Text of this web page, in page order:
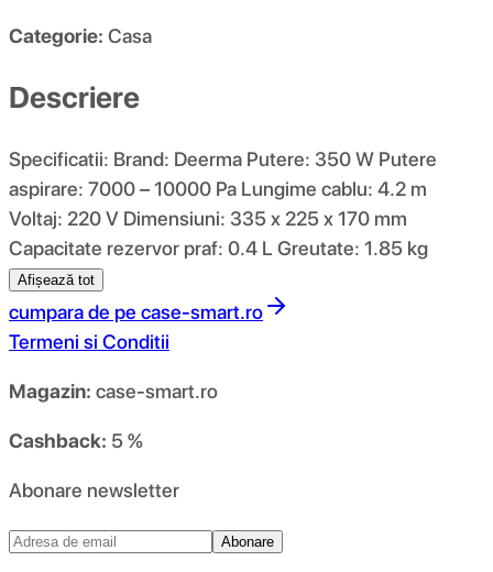
Categorie: Casa
Descriere
Specificatii: Brand: Deerma Putere: 350 W Putere
aspirare: 7000 – 10000 Pa Lungime cablu: 4.2 m
Voltaj: 220 V Dimensiuni: 335 x 225 x 170 mm
Capacitate rezervor praf: 0.4 L Greutate: 1.85 kg
Afișează tot
cumpara de pe case-smart.ro
Termeni si Conditii
Magazin: case-smart.ro
Cashback: 5 %
Abonare newsletter
Abonare